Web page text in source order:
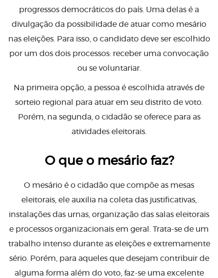
progressos democráticos do país. Uma delas é a
divulgação da possibilidade de atuar como mesário
nas eleições. Para isso, o candidato deve ser escolhido
por um dos dois processos: receber uma convocação
ou se voluntariar.
Na primeira opção, a pessoa é escolhida através de
sorteio regional para atuar em seu distrito de voto.
Porém, na segunda, o cidadão se oferece para as
atividades eleitorais.
O que o mesário faz?
O mesário é o cidadão que compõe as mesas
eleitorais, ele auxilia na coleta das justificativas,
instalações das urnas, organização das salas eleitorais
e processos organizacionais em geral. Trata-se de um
trabalho intenso durante as eleições e extremamente
sério. Porém, para aqueles que desejam contribuir de
alguma forma além do voto, faz-se uma excelente